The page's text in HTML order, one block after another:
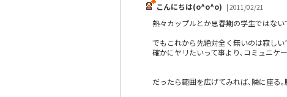
こんにちは(o^o^o) | 2011/02/21
熱々カップルとか思春期の学生ではな
でもこれから先絶対全く無いのは寂しい
確かにヤリたいって事より､コミュニケ
だったら範囲を広げてみれば､隣に座る